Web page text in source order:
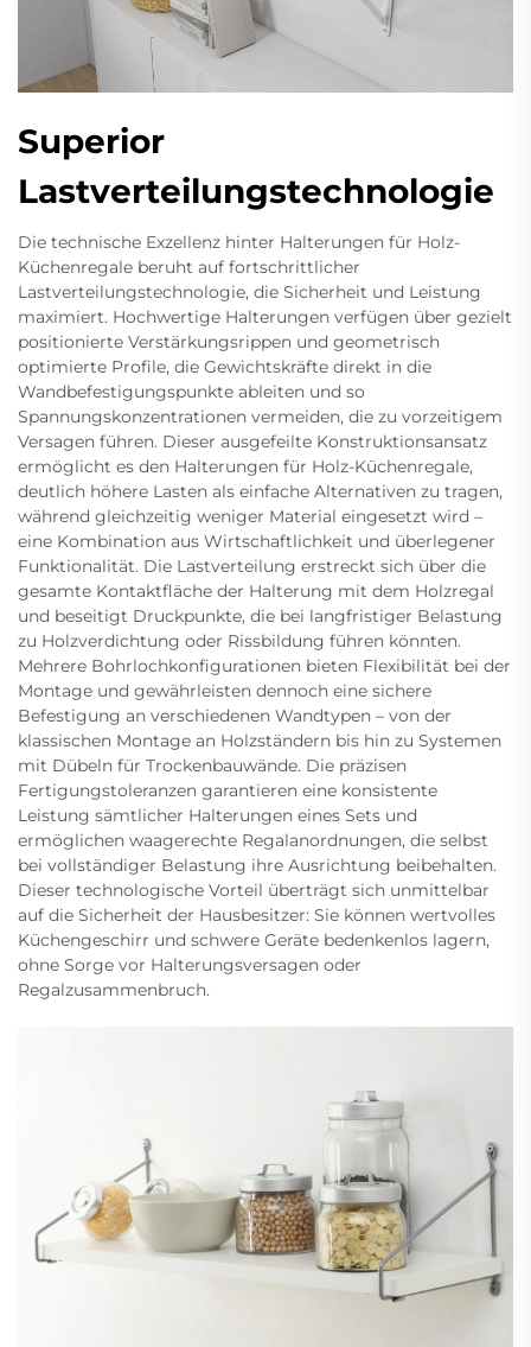
Superior
Lastverteilungstechnologie
Die technische Exzellenz hinter Halterungen für Holz-
Küchenregale beruht auf fortschrittlicher
Lastverteilungstechnologie, die Sicherheit und Leistung
maximiert. Hochwertige Halterungen verfügen über gezielt
positionierte Verstärkungsrippen und geometrisch
optimierte Profile, die Gewichtskräfte direkt in die
Wandbefestigungspunkte ableiten und so
Spannungskonzentrationen vermeiden, die zu vorzeitigem
Versagen führen. Dieser ausgefeilte Konstruktionsansatz
ermöglicht es den Halterungen für Holz-Küchenregale,
deutlich höhere Lasten als einfache Alternativen zu tragen,
während gleichzeitig weniger Material eingesetzt wird –
eine Kombination aus Wirtschaftlichkeit und überlegener
Funktionalität. Die Lastverteilung erstreckt sich über die
gesamte Kontaktfläche der Halterung mit dem Holzregal
und beseitigt Druckpunkte, die bei langfristiger Belastung
zu Holzverdichtung oder Rissbildung führen könnten.
Mehrere Bohrlochkonfigurationen bieten Flexibilität bei der
Montage und gewährleisten dennoch eine sichere
Befestigung an verschiedenen Wandtypen – von der
klassischen Montage an Holzständern bis hin zu Systemen
mit Dübeln für Trockenbauwände. Die präzisen
Fertigungstoleranzen garantieren eine konsistente
Leistung sämtlicher Halterungen eines Sets und
ermöglichen waagerechte Regalanordnungen, die selbst
bei vollständiger Belastung ihre Ausrichtung beibehalten.
Dieser technologische Vorteil überträgt sich unmittelbar
auf die Sicherheit der Hausbesitzer: Sie können wertvolles
Küchengeschirr und schwere Geräte bedenkenlos lagern,
ohne Sorge vor Halterungsversagen oder
Regalzusammenbruch.